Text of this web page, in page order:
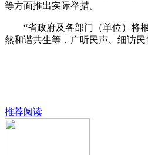
等方面推出实际举措。
“省政府及各部门（单位）将根
然和谐共生等，广听民声、细访
推荐阅读